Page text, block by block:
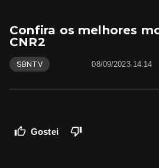
Confira os melhores
CNR2
SBNTV 08/09/2023 14:14
Gostei